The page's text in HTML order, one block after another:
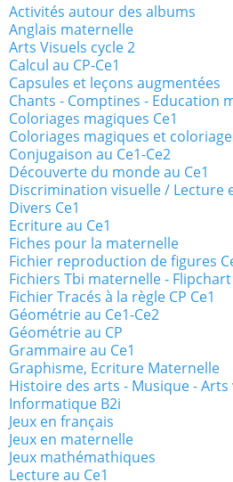
Activités autour des albums
Anglais maternelle
Arts Visuels cycle 2
Calcul au CP-Ce1
Capsules et leçons augmentées
Chants - Comptines - Education
Coloriages magiques Ce1
Coloriages magiques et
Conjugaison au Ce1-Ce2
Découverte du monde au Ce1
Discrimination visuelle / Lecture
Divers Ce1
Ecriture au Ce1
Fiches pour la maternelle
Fichier reproduction de figures
Fichiers Tbi maternelle - Flipchart
Fichier Tracés à la règle CP Ce1
Géométrie au Ce1-Ce2
Géométrie au CP
Grammaire au Ce1
Graphisme, Ecriture Maternelle
Histoire des arts - Musique - Arts
Informatique B2i
Jeux en français
Jeux en maternelle
Jeux mathémathiques
Lecture au Ce1